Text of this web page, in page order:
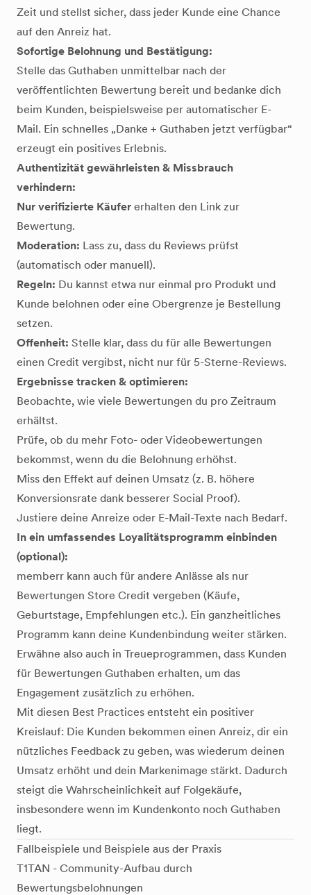
Zeit und stellst sicher, dass jeder Kunde eine Chance
auf den Anreiz hat.
Sofortige Belohnung und Bestätigung:
Stelle das Guthaben unmittelbar nach der
veröffentlichten Bewertung bereit und bedanke dich
beim Kunden, beispielsweise per automatischer E-
Mail. Ein schnelles „Danke + Guthaben jetzt verfügbar“
erzeugt ein positives Erlebnis.
Authentizität gewährleisten & Missbrauch
verhindern:
Nur verifizierte Käufer erhalten den Link zur
Bewertung.
Moderation: Lass zu, dass du Reviews prüfst
(automatisch oder manuell).
Regeln: Du kannst etwa nur einmal pro Produkt und
Kunde belohnen oder eine Obergrenze je Bestellung
setzen.
Offenheit: Stelle klar, dass du für alle Bewertungen
einen Credit vergibst, nicht nur für 5-Sterne-Reviews.
Ergebnisse tracken & optimieren:
Beobachte, wie viele Bewertungen du pro Zeitraum
erhältst.
Prüfe, ob du mehr Foto- oder Videobewertungen
bekommst, wenn du die Belohnung erhöhst.
Miss den Effekt auf deinen Umsatz (z. B. höhere
Konversionsrate dank besserer Social Proof).
Justiere deine Anreize oder E-Mail-Texte nach Bedarf.
In ein umfassendes Loyalitätsprogramm einbinden
(optional):
memberr kann auch für andere Anlässe als nur
Bewertungen Store Credit vergeben (Käufe,
Geburtstage, Empfehlungen etc.). Ein ganzheitliches
Programm kann deine Kundenbindung weiter stärken.
Erwähne also auch in Treueprogrammen, dass Kunden
für Bewertungen Guthaben erhalten, um das
Engagement zusätzlich zu erhöhen.
Mit diesen Best Practices entsteht ein positiver
Kreislauf: Die Kunden bekommen einen Anreiz, dir ein
nützliches Feedback zu geben, was wiederum deinen
Umsatz erhöht und dein Markenimage stärkt. Dadurch
steigt die Wahrscheinlichkeit auf Folgekäufe,
insbesondere wenn im Kundenkonto noch Guthaben
liegt.
Fallbeispiele und Beispiele aus der Praxis
T1TAN - Community-Aufbau durch
Bewertungsbelohnungen